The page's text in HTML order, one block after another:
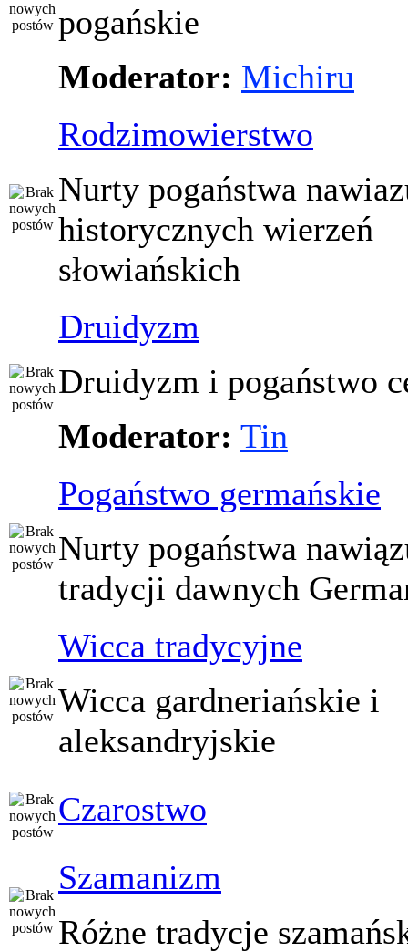
pogańskie
Moderator: Michiru
Rodzimowierstwo
Nurty pogaństwa
historycznych wierzeń
słowiańskich
Druidyzm
Druidyzm i pogaństwo
Moderator: Tin
Pogaństwo germańskie
Nurty pogaństwa
tradycji dawnych
Wicca tradycyjne
Wicca gardneriańskie i
aleksandryjskie
Czarostwo
Szamanizm
Różne tradycje